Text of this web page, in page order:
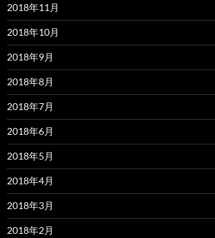
2018年11月
2018年10月
2018年9月
2018年8月
2018年7月
2018年6月
2018年5月
2018年4月
2018年3月
2018年2月